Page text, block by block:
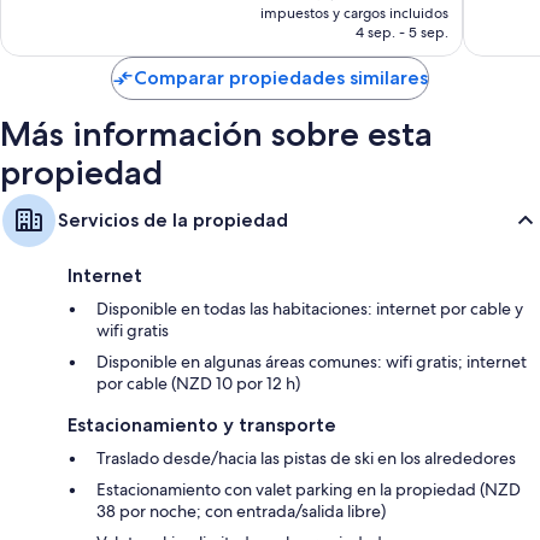
actual
de
$2,956 MXN
impuestos y cargos incluidos
4 sep. - 5 sep.
Comparar propiedades similares
Más información sobre esta
propiedad
Servicios de la propiedad
Internet
Disponible en todas las habitaciones: internet por cable y
wifi gratis
Disponible en algunas áreas comunes: wifi gratis; internet
por cable (NZD 10 por 12 h)
Estacionamiento y transporte
Traslado desde/hacia las pistas de ski en los alrededores
Estacionamiento con valet parking en la propiedad (NZD
38 por noche; con entrada/salida libre)